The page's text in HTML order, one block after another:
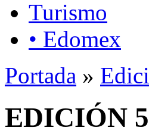
Turismo
• Edomex
Portada »
EDICIÓN